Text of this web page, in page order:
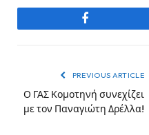
Facebook
PREVIOUS ARTICLE
Ο ΓΑΣ Κομοτηνή συνεχίζει
με τον Παναγιώτη Δρέλλα!